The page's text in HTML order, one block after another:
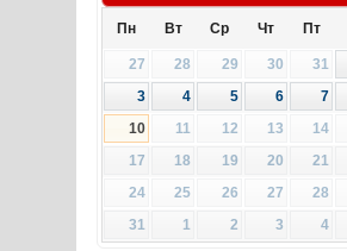
Пн Вт Ср Чт Пт
27 28 29 30 31
3
4 5 6 7
10
11 12 13 14
17
18 19 20 21
24
25 26 27 28
31
1 2 3 4